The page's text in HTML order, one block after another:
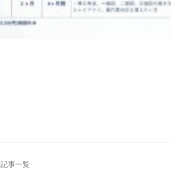
記事一覧